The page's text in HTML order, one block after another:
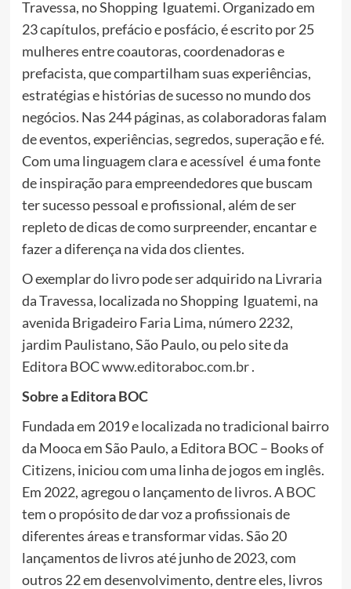
Travessa, no Shopping Iguatemi. Organizado em
23 capítulos, prefácio e posfácio, é escrito por 25
mulheres entre coautoras, coordenadoras e
prefacista, que compartilham suas experiências,
estratégias e histórias de sucesso no mundo dos
negócios. Nas 244 páginas, as colaboradoras falam
de eventos, experiências, segredos, superação e fé.
Com uma linguagem clara e acessível é uma fonte
de inspiração para empreendedores que buscam
ter sucesso pessoal e profissional, além de ser
repleto de dicas de como surpreender, encantar e
fazer a diferença na vida dos clientes.
O exemplar do livro pode ser adquirido na Livraria
da Travessa, localizada no Shopping Iguatemi, na
avenida Brigadeiro Faria Lima, número 2232,
jardim Paulistano, São Paulo, ou pelo site da
Editora BOCwww.editoraboc.com.br.
Sobre a Editora BOC
Fundada em 2019 e localizada no tradicional bairro
da Mooca em São Paulo, a Editora BOC – Books of
Citizens, iniciou com uma linha de jogos em inglês.
Em 2022, agregou o lançamento de livros. A BOC
tem o propósito de dar voz a profissionais de
diferentes áreas e transformar vidas. São 20
lançamentos de livros até junho de 2023, com
outros 22 em desenvolvimento, dentre eles, livros